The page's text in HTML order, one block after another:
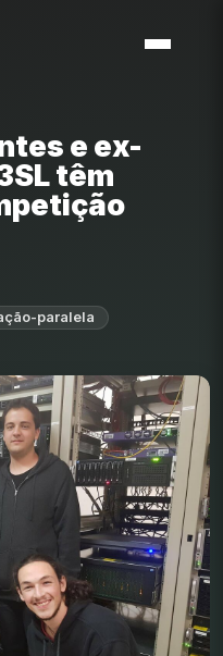
e ex-
têm
paralela